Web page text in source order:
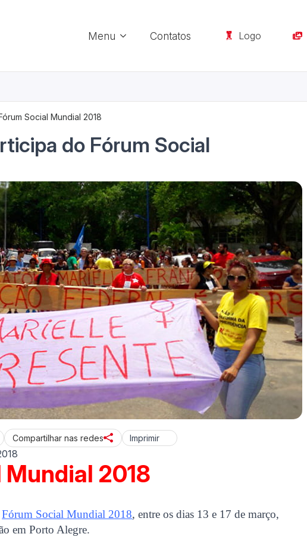
Menu Contatos Logo
Social Mundial 2018
do Fórum Social
Compartilhar nas redes Imprimir
2018
Fórum Social Mundial 2018, entre os dias 13 e 17 de março,
em Porto Alegre.